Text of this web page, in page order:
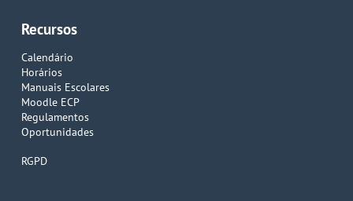
Recursos
Calendário
Horários
Manuais Escolares
Moodle ECP
Regulamentos
Oportunidades
RGPD